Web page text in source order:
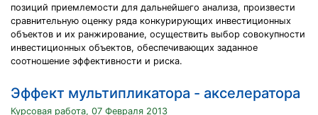
позиций приемлемости для дальнейшего анализа, произвести
сравнительную оценку ряда конкурирующих инвестиционных
объектов и их ранжирование, осуществить выбор совокупности
инвестиционных объектов, обеспечивающих заданное
соотношение эффективности и риска.
Эффект мультипликатора - акселератора
Курсовая работа, 07 Февраля 2013